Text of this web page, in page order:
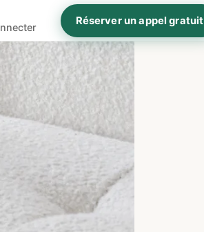
Réserver un appel gratuit